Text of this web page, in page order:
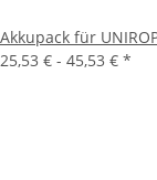
Akkupack für
25,53 € - 45,53 € *